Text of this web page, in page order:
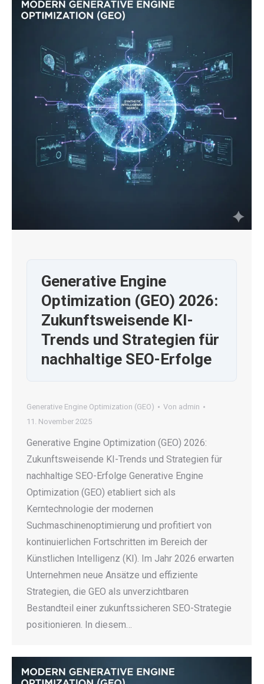
Generative Engine
Optimization (GEO) 2026:
Zukunftsweisende KI-
Trends und Strategien für
nachhaltige SEO-Erfolge
Generative Engine Optimization (GEO) Von admin
11. November 2025
Generative Engine Optimization (GEO) 2026:
Zukunftsweisende KI-Trends und Strategien für
nachhaltige SEO-Erfolge Generative Engine
Optimization (GEO) etabliert sich als
Kerntechnologie der modernen
Suchmaschinenoptimierung und profitiert von
kontinuierlichen Fortschritten im Bereich der
Künstlichen Intelligenz (KI). Im Jahr 2026 erwarten
Unternehmen neue Ansätze und effiziente
Strategien, die GEO als unverzichtbaren
Bestandteil einer zukunftssicheren SEO-Strategie
positionieren. In diesem…